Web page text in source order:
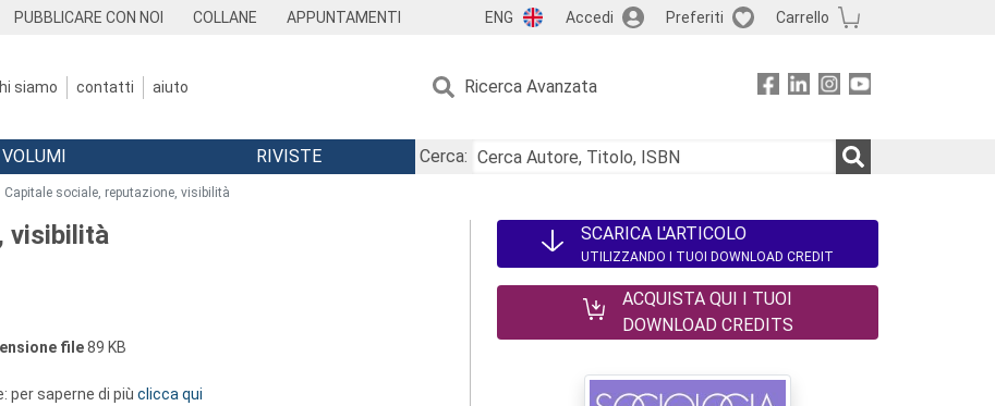
PUBBLICARE CON NOI COLLANE APPUNTAMENTI ENG Accedi Preferiti Carrello
siamo contatti aiuto Ricerca Avanzata
VOLUMI RIVISTE
Cerca:
Capitale sociale, reputazione, visibilità
visibilità
file89 KB
per saperne di più clicca qui
SCARICA L'ARTICOLO
UTILIZZANDO I TUOI DOWNLOAD CREDIT
ACQUISTA QUI I TUOI
DOWNLOAD CREDITS